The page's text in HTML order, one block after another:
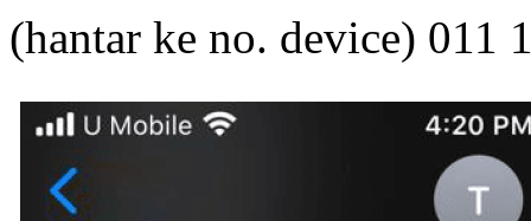
(hantar ke no. device) 011